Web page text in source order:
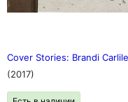
Cover Stories: Brandi
(2017)